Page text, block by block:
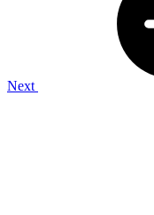
Next